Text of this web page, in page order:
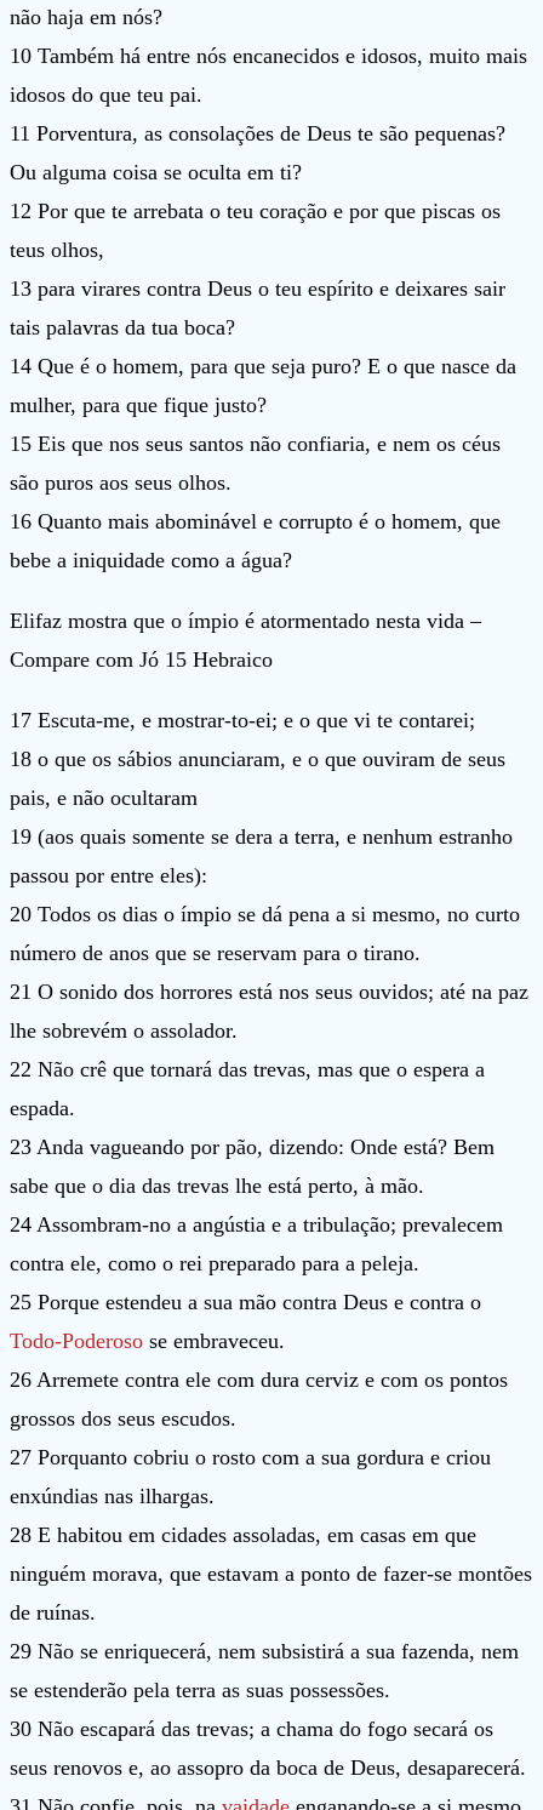
não haja em nós?
10 Também há entre nós encanecidos e idosos, muito mais
idosos do que teu pai.
11 Porventura, as consolações de Deus te são pequenas?
Ou alguma coisa se oculta em ti?
12 Por que te arrebata o teu coração e por que piscas os
teus olhos,
13 para virares contra Deus o teu espírito e deixares sair
tais palavras da tua boca?
14 Que é o homem, para que seja puro? E o que nasce da
mulher, para que fique justo?
15 Eis que nos seus santos não confiaria, e nem os céus
são puros aos seus olhos.
16 Quanto mais abominável e corrupto é o homem, que
bebe a iniquidade como a água?
Elifaz mostra que o ímpio é atormentado nesta vida –
Compare com Jó 15 Hebraico
17 Escuta-me, e mostrar-to-ei; e o que vi te contarei;
18 o que os sábios anunciaram, e o que ouviram de seus
pais, e não ocultaram
19 (aos quais somente se dera a terra, e nenhum estranho
passou por entre eles):
20 Todos os dias o ímpio se dá pena a si mesmo, no curto
número de anos que se reservam para o tirano.
21 O sonido dos horrores está nos seus ouvidos; até na paz
lhe sobrevém o assolador.
22 Não crê que tornará das trevas, mas que o espera a
espada.
23 Anda vagueando por pão, dizendo: Onde está? Bem
sabe que o dia das trevas lhe está perto, à mão.
24 Assombram-no a angústia e a tribulação; prevalecem
contra ele, como o rei preparado para a peleja.
25 Porque estendeu a sua mão contra Deus e contra o
Todo-Poderoso se embraveceu.
26 Arremete contra ele com dura cerviz e com os pontos
grossos dos seus escudos.
27 Porquanto cobriu o rosto com a sua gordura e criou
enxúndias nas ilhargas.
28 E habitou em cidades assoladas, em casas em que
ninguém morava, que estavam a ponto de fazer-se montões
de ruínas.
29 Não se enriquecerá, nem subsistirá a sua fazenda, nem
se estenderão pela terra as suas possessões.
30 Não escapará das trevas; a chama do fogo secará os
seus renovos e, ao assopro da boca de Deus, desaparecerá.